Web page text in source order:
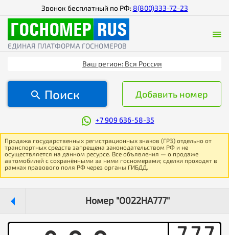
Звонок бесплатный по РФ: 8(800)333-72-23
ЕДИНАЯ ПЛАТФОРМА ГОСНОМЕРОВ
Ваш регион: Вся Россия
Поиск Добавить номер
+7 909 636-58-35
Продажа государственных регистрационных знаков (ГРЗ) отдельно от
транспортных средств запрещена законодательством РФ и не
осуществляется на данном ресурсе. Все объявления — о продаже
автомобилей с сохранёнными за ними госномерами; сделки проходят в
рамках правового поля РФ через органы ГИБДД.
Номер "О022НА777"